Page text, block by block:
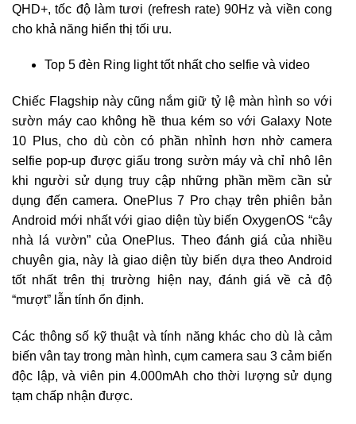
QHD+, tốc độ làm tươi (refresh rate) 90Hz và viền cong
cho khả năng hiển thị tối ưu.
Top 5 đèn Ring light tốt nhất cho selfie và video
Chiếc Flagship này cũng nắm giữ tỷ lệ màn hình so với
sườn máy cao không hề thua kém so với Galaxy Note
10 Plus, cho dù còn có phần nhỉnh hơn nhờ camera
selfie pop-up được giấu trong sườn máy và chỉ nhô lên
khi người sử dụng truy cập những phần mềm cần sử
dụng đến camera. OnePlus 7 Pro chạy trên phiên bản
Android mới nhất với giao diện tùy biến OxygenOS “cây
nhà lá vườn” của OnePlus. Theo đánh giá của nhiều
chuyên gia, này là giao diện tùy biến dựa theo Android
tốt nhất trên thị trường hiện nay, đánh giá về cả độ
“mượt” lẫn tính ổn định.
Các thông số kỹ thuật và tính năng khác cho dù là cảm
biến vân tay trong màn hình, cụm camera sau 3 cảm biến
độc lập, và viên pin 4.000mAh cho thời lượng sử dụng
tạm chấp nhận được.